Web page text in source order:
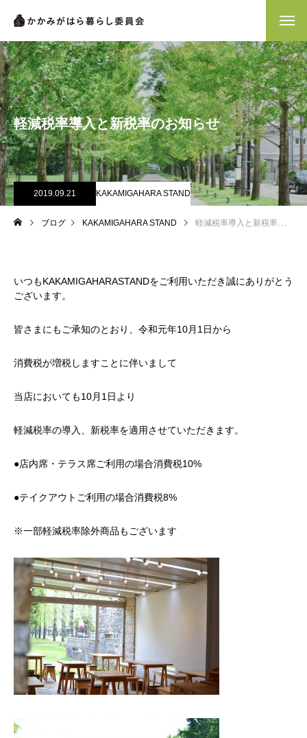
軽減税率導入と新税率のお知らせ
2019.09.21 KAKAMIGAHARA STAND
ブログ KAKAMIGAHARA STAND 軽減税率導入と新税率のお知らせ
いつもKAKAMIGAHARASTANDをご利用いただき誠にありがとう
ございます。
皆さまにもご承知のとおり、令和元年10月 1 日から
消費税が増税しますことに伴いまして
当店においても10月 1 日より
軽減税率の導入、新税率を適用させていただきます。
●店内席・テラス席ご利用の場合消費税10%
●テイクアウトご利用の場合消費税8%
※一部軽減税率除外商品もございます